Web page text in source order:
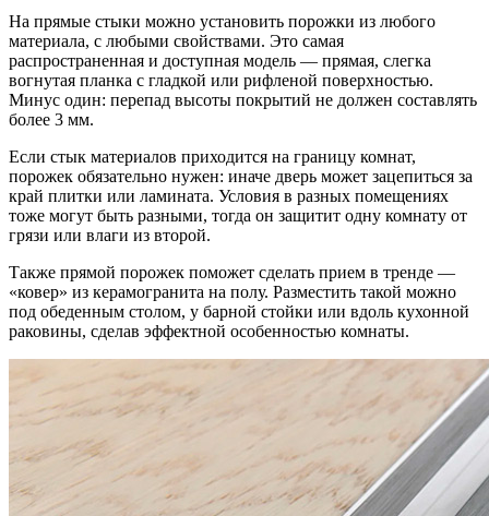
На прямые стыки можно установить порожки из любого
материала, с любыми свойствами. Это самая
распространенная и доступная модель — прямая, слегка
вогнутая планка с гладкой или рифленой поверхностью.
Минус один: перепад высоты покрытий не должен составлять
более 3 мм.
Если стык материалов приходится на границу комнат,
порожек обязательно нужен: иначе дверь может зацепиться за
край плитки или ламината. Условия в разных помещениях
тоже могут быть разными, тогда он защитит одну комнату от
грязи или влаги из второй.
Также прямой порожек поможет сделать прием в тренде —
«ковер» из керамогранита на полу. Разместить такой можно
под обеденным столом, у барной стойки или вдоль кухонной
раковины, сделав эффектной особенностью комнаты.